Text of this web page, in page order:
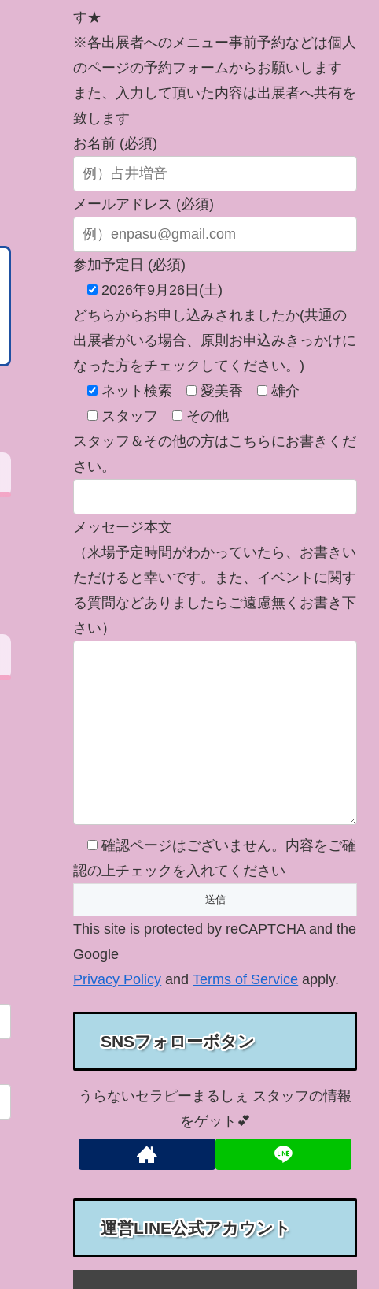
す★
※各出展者へのメニュー事前予約などは個人
のページの予約フォームからお願いします
また、入力して頂いた内容は出展者へ共有を
致します
お名前 (必須)
メールアドレス (必須)
参加予定日 (必須)
2026年9月26日(土)
どちらからお申し込みされましたか(共通の
出展者がいる場合、原則お申込みきっかけに
なった方をチェックしてください。)
ネット検索
愛美香
雄介
スタッフ
その他
スタッフ＆その他の方はこちらにお書きくだ
さい。
メッセージ本文
（来場予定時間がわかっていたら、お書きい
ただけると幸いです。また、イベントに関す
る質問などありましたらご遠慮無くお書き下
さい）
確認ページはございません。内容をご確
認の上チェックを入れてください
This site is protected by reCAPTCHA and the
Google
Privacy Policy andTerms of Service apply.
SNSフォローボタン
うらないセラピーまるしぇ スタッフの情報
をゲット💕
運営LINE公式アカウント